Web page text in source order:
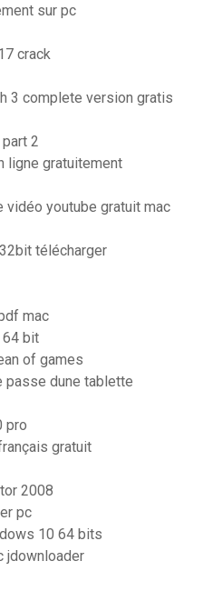
sur pc
crack
3 complete version gratis
2
ligne gratuitement
vidéo youtube gratuit mac
télécharger
mac
64 bit
of games
passe dune tablette
pro
gratuit
2008
pc
10 64 bits
jdownloader